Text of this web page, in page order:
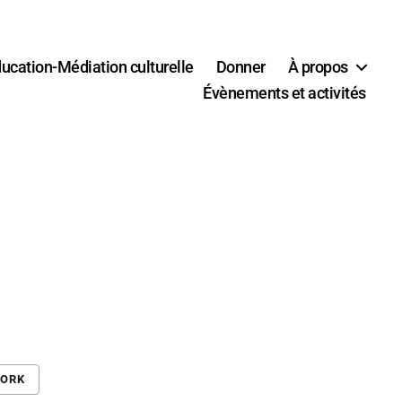
Médiation culturelle Donner
À propos
Évènements et activités